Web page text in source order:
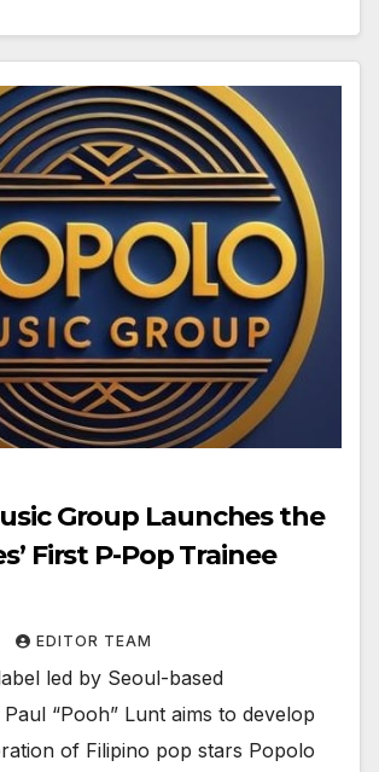
Group Launches the
First P-Pop Trainee
EDITOR TEAM
led by Seoul-based
“Pooh” Lunt aims to develop
of Filipino pop stars Popolo